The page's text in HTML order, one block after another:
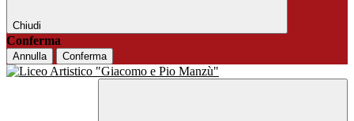
Chiudi
Conferma
Annulla Conferma